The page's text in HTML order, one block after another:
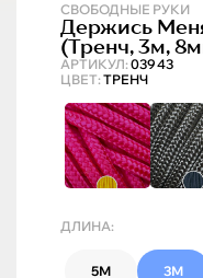
СВОБОДНЫЕ РУКИ
АРТИКУЛ: 03943
Держись
(тренч, 3м,
ЦВЕТ: ТРЕНЧ
ДЛИНА:
5М 3М